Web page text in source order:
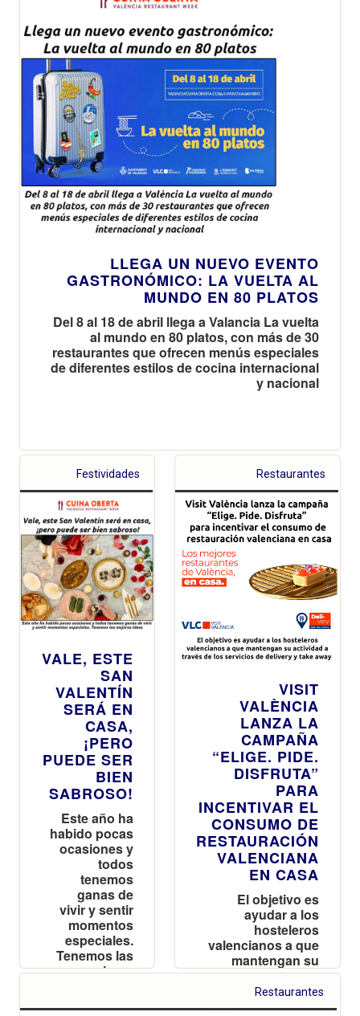
LLEGA UN NUEVO EVENTO
GASTRONÓMICO: LA VUELTA AL
MUNDO EN 80 PLATOS
Del 8 al 18 de abril llega a Valancia La vuelta
al mundo en 80 platos, con más de 30
restaurantes que ofrecen menús especiales
de diferentes estilos de cocina internacional
y nacional
Festividades
VALE, ESTE
SAN
VALENTÍN
SERÁ EN
CASA,
¡PERO
PUEDE SER
BIEN
SABROSO!
Este año ha
habido pocas
ocasiones y
todos
tenemos
ganas de
vivir y sentir
momentos
especiales.
Tenemos las
mejores
Restaurantes
VISIT
VALÈNCIA
LANZA LA
CAMPAÑA
“ELIGE. PIDE.
DISFRUTA”
PARA
INCENTIVAR EL
CONSUMO DE
RESTAURACIÓN
VALENCIANA
EN CASA
El objetivo es
ayudar a los
hosteleros
valencianos a que
mantengan su
actividad a través
de los servicios de
delivery y take
Restaurantes